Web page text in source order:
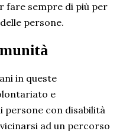
fare sempre di più per
persone.
in queste
e
persone con disabilità
ad un percorso